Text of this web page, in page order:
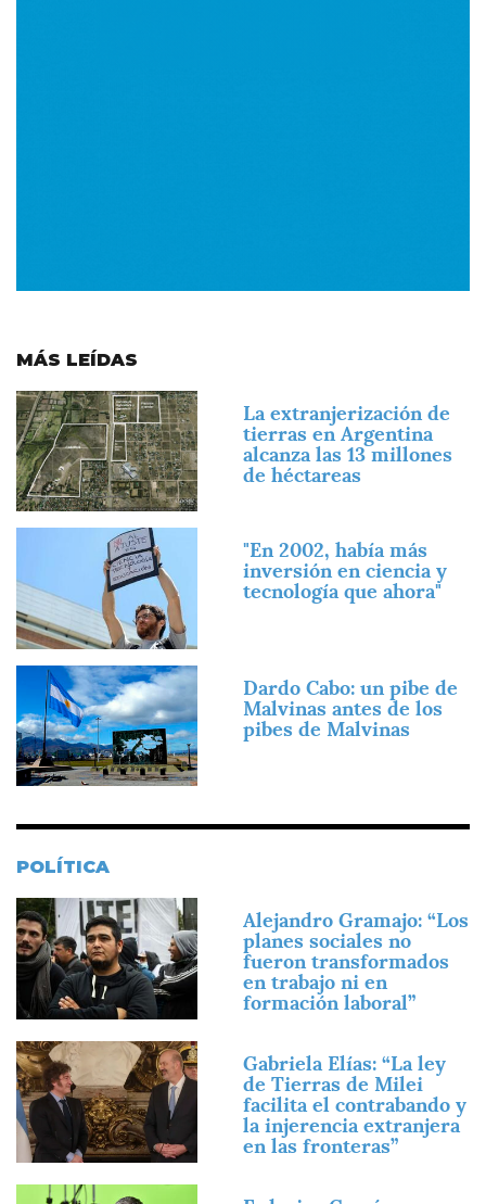
MÁS LEÍDAS
Imagen
La extranjerización de
tierras en Argentina
alcanza las 13 millones
de héctareas
"En 2002, había más
inversión en ciencia y
tecnología que ahora"
Imagen
Dardo Cabo: un pibe de
Malvinas antes de los
pibes de Malvinas
POLÍTICA
Imagen
Alejandro Gramajo: “Los
planes sociales no
fueron transformados
en trabajo ni en
formación laboral”
Imagen
Gabriela Elías: “La ley
de Tierras de Milei
facilita el contrabando y
la injerencia extranjera
en las fronteras”
Imagen